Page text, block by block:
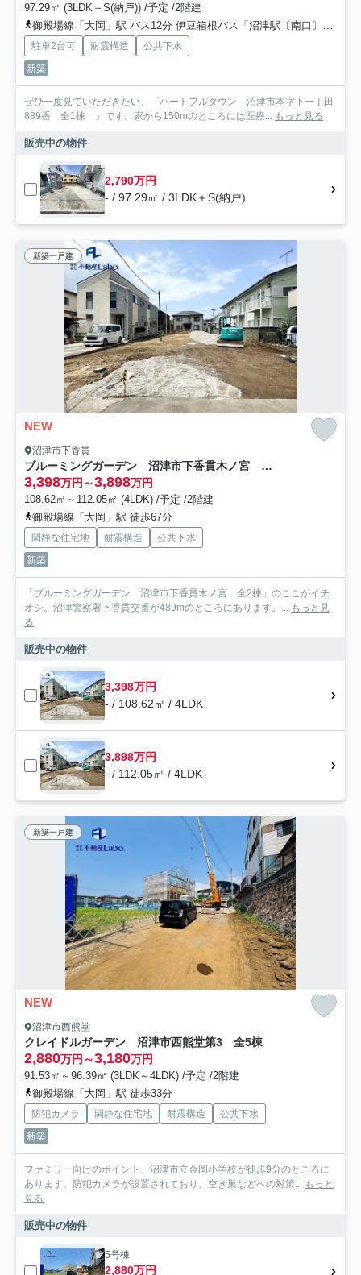
97.29㎡ (3LDK＋S(納戸)) /予定 /2階建
御殿場線「大岡」駅 バス12分 伊豆箱根バス「沼津駅〔南口〕」 停歩21分
駐車2台可 耐震構造
公共下水
新築
ぜひ一度見ていただきたい、「ハートフルタウン 沼津市本字下一丁田
889番 全1棟 」です。家から150mのところには医療... もっと見る
販売中の物件
2,790万円
- / 97.29㎡ / 3LDK＋S(納戸)
新築一戸建
NEW
沼津市下香貫
ブルーミングガーデン 沼津市下香貫木ノ宮 全2棟
3,398万円～3,898万円
108.62㎡～112.05㎡ (4LDK) /予定 /2階建
御殿場線「大岡」駅 徒歩67分
閑静な住宅地 耐震構造
公共下水
新築
「ブルーミングガーデン 沼津市下香貫木ノ宮 全2棟」のここがイチ
オシ。沼津警察署下香貫交番が489mのところにあります。... もっと見
る
販売中の物件
3,398万円
- / 108.62㎡ / 4LDK
3,898万円
- / 112.05㎡ / 4LDK
新築一戸建
NEW
沼津市西熊堂
クレイドルガーデン 沼津市西熊堂第3 全5棟
2,880万円～3,180万円
91.53㎡～96.39㎡ (3LDK～4LDK) /予定 /2階建
御殿場線「大岡」駅 徒歩33分
防犯カメラ 閑静な住宅地 耐震構造
公共下水
新築
ファミリー向けのポイント、沼津市立金岡小学校が徒歩9分のところに
あります。防犯カメラが設置されており、空き巣などへの対策... もっと
見る
販売中の物件
5号棟
2,880万円